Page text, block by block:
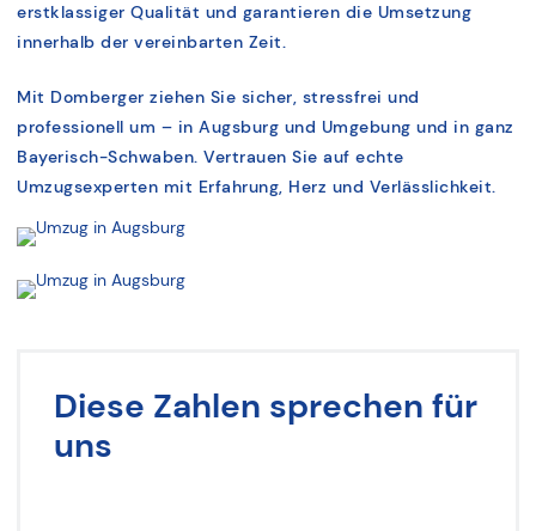
erstklassiger Qualität und garantieren die Umsetzung
innerhalb der vereinbarten Zeit.
Mit Domberger ziehen Sie sicher, stressfrei und
professionell um – in Augsburg und Umgebung und in ganz
Bayerisch-Schwaben. Vertrauen Sie auf echte
Umzugsexperten mit Erfahrung, Herz und Verlässlichkeit.
Diese Zahlen sprechen für
uns